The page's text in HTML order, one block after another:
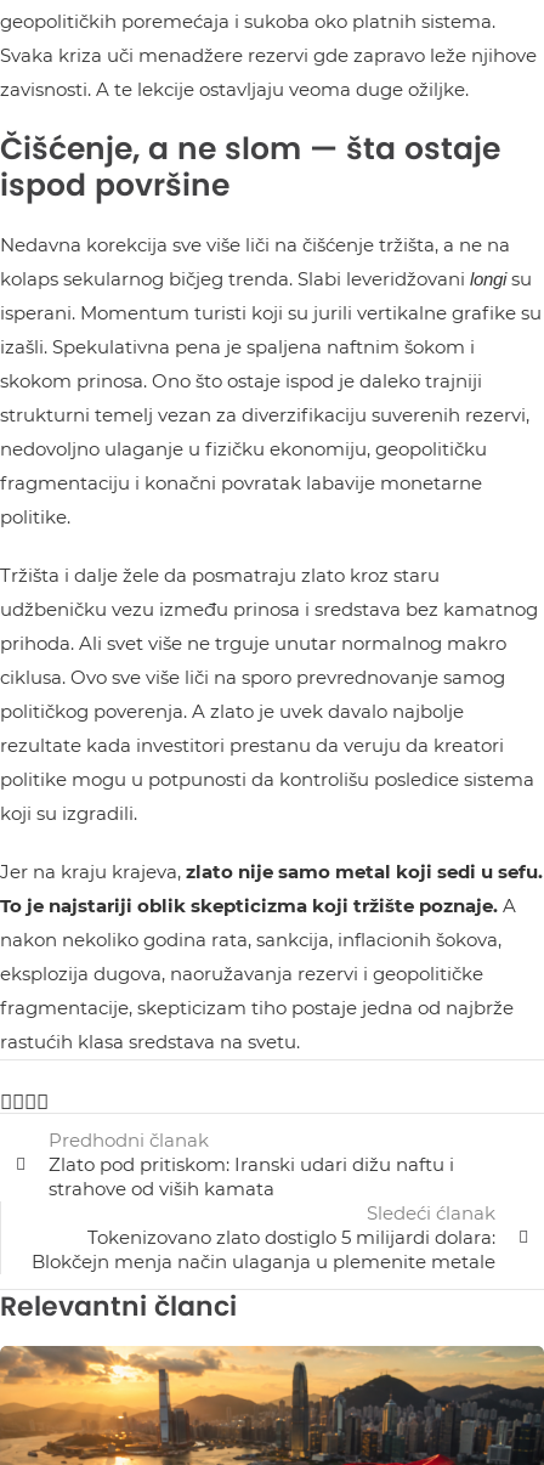
geopolitičkih poremećaja i sukoba oko platnih sistema.
Svaka kriza uči menadžere rezervi gde zapravo leže njihove
zavisnosti. A te lekcije ostavljaju veoma duge ožiljke.
Čišćenje, a ne slom — šta ostaje
ispod površine
Nedavna korekcija sve više liči na čišćenje tržišta, a ne na
kolaps sekularnog bičjeg trenda. Slabi leveridžovani longisu
isperani. Momentum turisti koji su jurili vertikalne grafike su
izašli. Spekulativna pena je spaljena naftnim šokom i
skokom prinosa. Ono što ostaje ispod je daleko trajniji
strukturni temelj vezan za diverzifikaciju suverenih rezervi,
nedovoljno ulaganje u fizičku ekonomiju, geopolitičku
fragmentaciju i konačni povratak labavije monetarne
politike.
Tržišta i dalje žele da posmatraju zlato kroz staru
udžbeničku vezu između prinosa i sredstava bez kamatnog
prihoda. Ali svet više ne trguje unutar normalnog makro
ciklusa. Ovo sve više liči na sporo prevrednovanje samog
političkog poverenja. A zlato je uvek davalo najbolje
rezultate kada investitori prestanu da veruju da kreatori
politike mogu u potpunosti da kontrolišu posledice sistema
koji su izgradili.
Jer na kraju krajeva, zlato nije samo metal koji sedi u sefu.
To je najstariji oblik skepticizma koji tržište poznaje. A
nakon nekoliko godina rata, sankcija, inflacionih šokova,
eksplozija dugova, naoružavanja rezervi i geopolitičke
fragmentacije, skepticizam tiho postaje jedna od najbrže
rastućih klasa sredstava na svetu.
Predhodni članak
Zlato pod pritiskom: Iranski udari dižu naftu i
strahove od viših kamata
Sledeći ćlanak
Tokenizovano zlato dostiglo 5 milijardi dolara:
Blokčejn menja način ulaganja u plemenite metale
Relevantni članci